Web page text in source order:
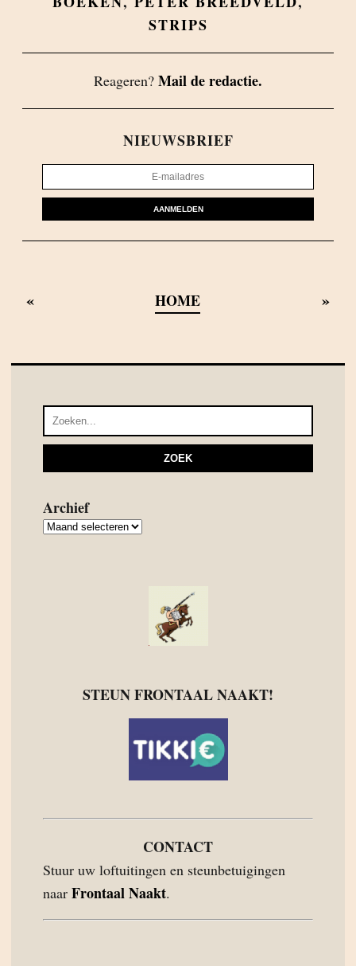
STRIPS
Reageren? Mail de redactie.
NIEUWSBRIEF
AANMELDEN
« HOME »
Archief
Archief
STEUN FRONTAAL NAAKT!
CONTACT
Stuur uw loftuitingen en steunbetuigingen
naar Frontaal Naakt.